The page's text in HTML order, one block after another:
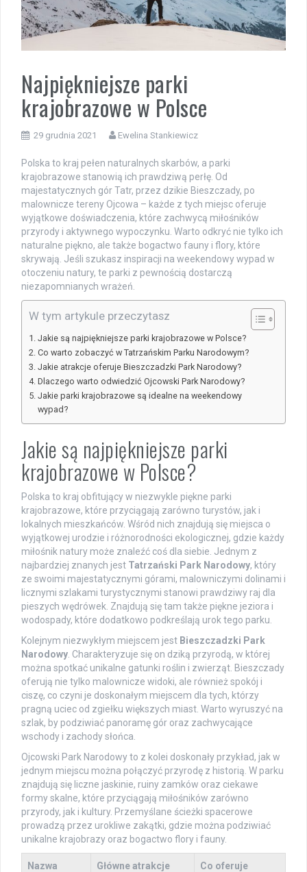
Najpiękniejsze parki
krajobrazowe w Polsce
29 grudnia 2021 Ewelina Stankiewicz
Polska to kraj pełen naturalnych skarbów, a parki
krajobrazowe stanowią ich prawdziwą perłę. Od
majestatycznych gór Tatr, przez dzikie Bieszczady, po
malownicze tereny Ojcowa – każde z tych miejsc oferuje
wyjątkowe doświadczenia, które zachwycą miłośników
przyrody i aktywnego wypoczynku. Warto odkryć nie tylko ich
naturalne piękno, ale także bogactwo fauny i flory, które
skrywają. Jeśli szukasz inspiracji na weekendowy wypad w
otoczeniu natury, te parki z pewnością dostarczą
niezapomnianych wrażeń.
W tym artykule przeczytasz
Jakie są najpiękniejsze parki krajobrazowe w Polsce?
Co warto zobaczyć w Tatrzańskim Parku Narodowym?
Jakie atrakcje oferuje Bieszczadzki Park Narodowy?
Dlaczego warto odwiedzić Ojcowski Park Narodowy?
Jakie parki krajobrazowe są idealne na weekendowy
wypad?
Jakie są najpiękniejsze parki
krajobrazowe w Polsce?
Polska to kraj obfitujący w niezwykle piękne parki
krajobrazowe, które przyciągają zarówno turystów, jak i
lokalnych mieszkańców. Wśród nich znajdują się miejsca o
wyjątkowej urodzie i różnorodności ekologicznej, gdzie każdy
miłośnik natury może znaleźć coś dla siebie. Jednym z
najbardziej znanych jest Tatrzański Park Narodowy, który
ze swoimi majestatycznymi górami, malowniczymi dolinami i
licznymi szlakami turystycznymi stanowi prawdziwy raj dla
pieszych wędrówek. Znajdują się tam także piękne jeziora i
wodospady, które dodatkowo podkreślają urok tego parku.
Kolejnym niezwykłym miejscem jest Bieszczadzki Park
Narodowy . Charakteryzuje się on dziką przyrodą, w której
można spotkać unikalne gatunki roślin i zwierząt. Bieszczady
oferują nie tylko malownicze widoki, ale również spokój i
ciszę, co czyni je doskonałym miejscem dla tych, którzy
pragną uciec od zgiełku większych miast. Warto wyruszyć na
szlak, by podziwiać panoramę gór oraz zachwycające
wschody i zachody słońca.
Ojcowski Park Narodowy to z kolei doskonały przykład, jak w
jednym miejscu można połączyć przyrodę z historią. W parku
znajdują się liczne jaskinie, ruiny zamków oraz ciekawe
formy skalne, które przyciągają miłośników zarówno
przyrody, jak i kultury. Przemyślane ścieżki spacerowe
prowadzą przez urokliwe zakątki, gdzie można podziwiać
unikalne krajobrazy oraz bogactwo flory i fauny.
Nazwa
Główne atrakcje Co oferuje